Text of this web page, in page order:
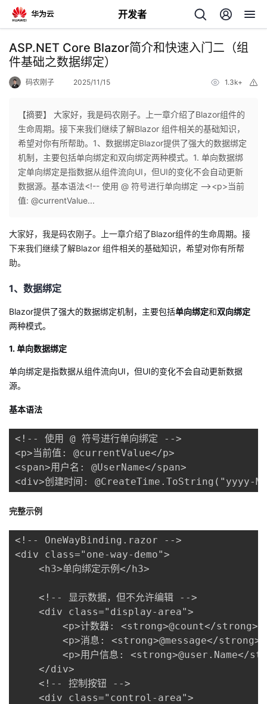
开发者
返
回
个
人
主
页
我
的
开
发
者
我
的
博
客
我
的
论
坛
我
的
圈
我
的
我
动
关
注
我
我
ASP.NET Core Blazor简介和快速入门二（组
件基础之数据绑定）
码农刚子 2025/11/15 1.3k+
【摘要】 大家好，我是码农刚子。上一章介绍了Blazor组件的
生命周期。接下来我们继续了解Blazor 组件相关的基础知识，
希望对你有所帮助。1、数据绑定Blazor提供了强大的数据绑定
机制，主要包括单向绑定和双向绑定两种模式。1. 单向数据绑
定单向绑定是指数据从组件流向UI，但UI的变化不会自动更新
数据源。基本语法<!-- 使用 @ 符号进行单向绑定 --><p>当前
值: @currentValue...
大家好，我是码农刚子。上一章介绍了Blazor组件的生命周期。接
下来我们继续了解Blazor 组件相关的基础知识，希望对你有所帮
助。
1、数据绑定
Blazor提供了强大的数据绑定机制，主要包括单向绑定和双向绑定
两种模式。
1. 单向数据绑定
单向绑定是指数据从组件流向UI，但UI的变化不会自动更新数据
源。
基本语法
<!-- 使用 @ 符号进行单向绑定 -->
<p>当前值: @currentValue</p>
<span>用户名: @UserName</span>
<div>创建时间: @CreateTime.ToString("yyyy-
完整示例
<!-- OneWayBinding.razor -->
<div class="one-way-demo">
    <h3>单向绑定示例</h3>
    <!-- 显示数据，但不允许编辑 -->
    <div class="display-area">
<p>计数器: <strong>@count</
<p>消息: <strong>@message</
<p>用户信息: <strong>@user.Name</
    </div>
    <!-- 控制按钮 -->
    <div class="control-area">